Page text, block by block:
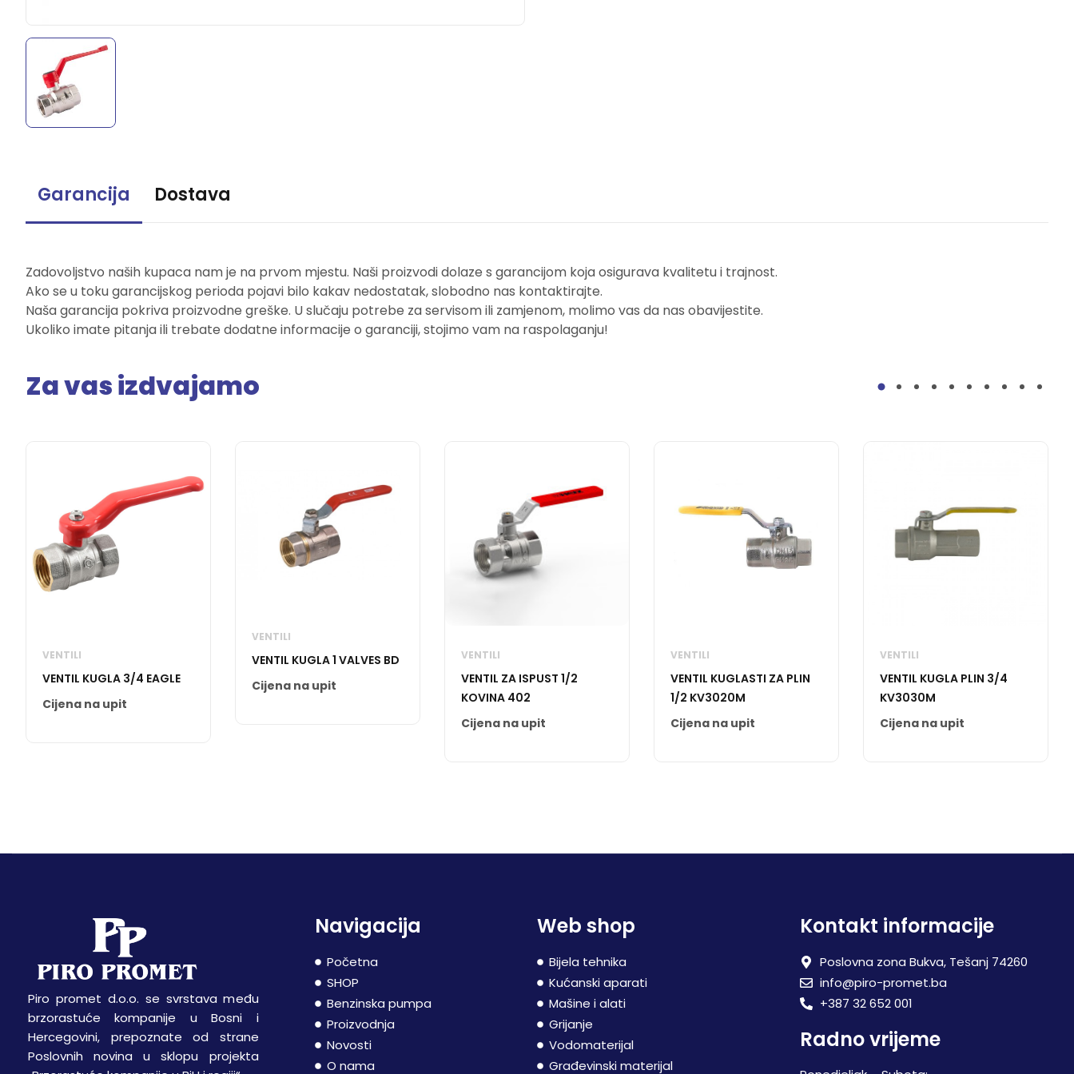
Garancija Dostava
Zadovoljstvo naših kupaca nam je na prvom mjestu. Naši proizvodi dolaze s garancijom koja osigurava kvalitetu i trajnost.
Ako se u toku garancijskog perioda pojavi bilo kakav nedostatak, slobodno nas kontaktirajte.
Naša garancija pokriva proizvodne greške. U slučaju potrebe za servisom ili zamjenom, molimo vas da nas obavijestite.
Ukoliko imate pitanja ili trebate dodatne informacije o garanciji, stojimo vam na raspolaganju!
Za vas izdvajamo
VENTILI
VENTIL KUGLA 3/4 EAGLE
Cijena na upit
VENTILI
VENTIL KUGLA 1 VALVES BD
Cijena na upit
VENTILI
VENTIL ZA ISPUST 1/2
KOVINA 402
Cijena na upit
VENTILI
VENTIL KUGLASTI ZA PLIN
1/2 KV3020M
Cijena na upit
VENTILI
VENTIL KUGLA PLIN 3/4
KV3030M
Cijena na upit
Piro promet d.o.o. se svrstava među
brzorastuće kompanije u Bosni i
Hercegovini, prepoznate od strane
Poslovnih novina u sklopu projekta
Navigacija
Početna
SHOP
Benzinska pumpa
Proizvodnja
Novosti
O nama
Web shop
Bijela tehnika
Kućanski aparati
Mašine i alati
Grijanje
Vodomaterijal
Građevinski materijal
Kontakt informacije
Poslovna zona Bukva, Tešanj 74260
info@piro-promet.ba
+387 32 652 001
Radno vrijeme